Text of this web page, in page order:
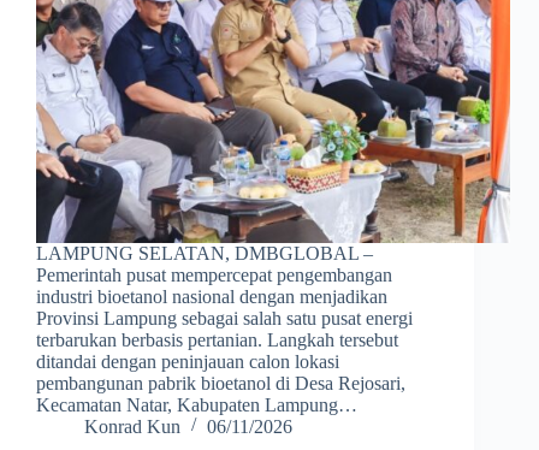
LAMPUNG SELATAN, DMBGLOBAL –
Pemerintah pusat mempercepat pengembangan
industri bioetanol nasional dengan menjadikan
Provinsi Lampung sebagai salah satu pusat energi
terbarukan berbasis pertanian. Langkah tersebut
ditandai dengan peninjauan calon lokasi
pembangunan pabrik bioetanol di Desa Rejosari,
Kecamatan Natar, Kabupaten Lampung…
Konrad Kun
06/11/2026